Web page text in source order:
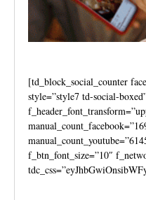
[td_block_social_counter
style=”style7 td-social-
f_btn_font_size=”10″